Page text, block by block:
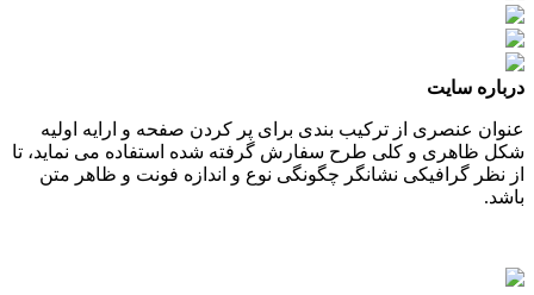
درباره سایت
عنوان عنصری از ترکیب بندی برای پر کردن صفحه و ارایه اولیه
شکل ظاهری و کلی طرح سفارش گرفته شده استفاده می نماید، تا
از نظر گرافیکی نشانگر چگونگی نوع و اندازه فونت و ظاهر متن
باشد.